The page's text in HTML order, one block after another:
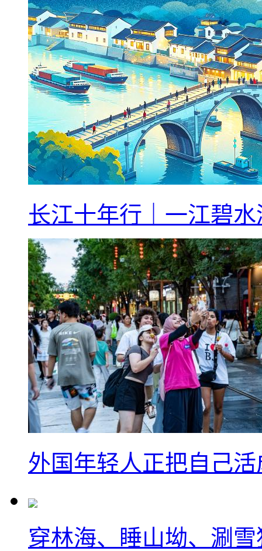
长江十年行｜一江碧
外国年轻人正把自己活
穿林海、睡山坳、涮